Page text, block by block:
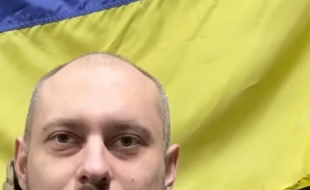
Технології Сад-Город